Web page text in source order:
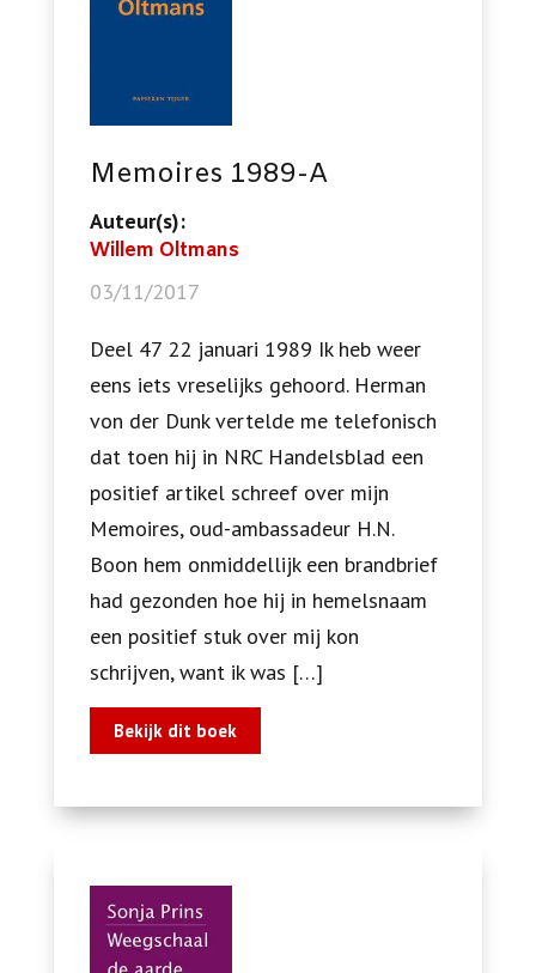
Memoires 1989-A
Auteur(s):
Willem Oltmans
03/11/2017
Deel 47 22 januari 1989 Ik heb weer
eens iets vreselijks gehoord. Herman
von der Dunk vertelde me telefonisch
dat toen hij in NRC Handelsblad een
positief artikel schreef over mijn
Memoires, oud-ambassadeur H.N.
Boon hem onmiddellijk een brandbrief
had gezonden hoe hij in hemelsnaam
een positief stuk over mij kon
schrijven, want ik was […]
Bekijk dit boek